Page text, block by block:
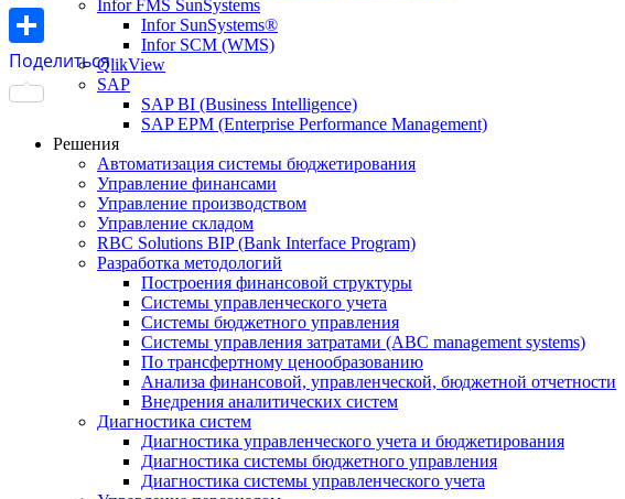
Infor FMS SunSystems
Infor SunSystems®
Infor SCM (WMS)
QlikView
SAP
SAP BI (Business Intelligence)
SAP EPM (Enterprise Performance Management)
Решения
Автоматизация системы бюджетирования
Управление финансами
Управление производством
Управление складом
RBC Solutions BIP (Bank Interface Program)
Разработка методологий
Построения финансовой структуры
Системы управленческого учета
Системы бюджетного управления
Системы управления затратами (АBC management systems)
По трансфертному ценообразованию
Анализа финансовой, управленческой, бюджетной отчетности
Внедрения аналитических систем
Диагностика систем
Диагностика управленческого учета и бюджетирования
Диагностика системы бюджетного управления
Диагностика системы управленческого учета
LinkedIn
Поделиться